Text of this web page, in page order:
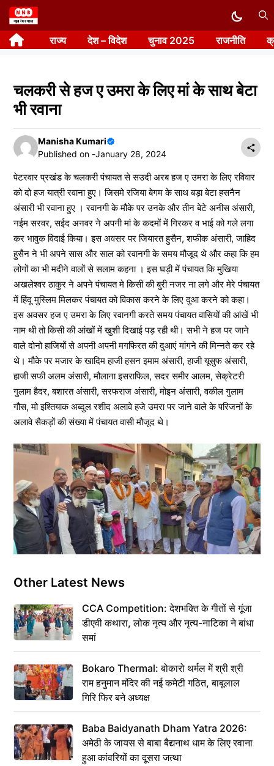
Skip
to
content राज्य देश – विदेश चुनाव 2025 राजनीति
चलकरी से हज ए उमरा के लिए मां के साथ बेटा
भी रवाना
Manisha Kumari
Published on -January 28, 2024
पेटरवार प्रखंड के चलकरी पंचायत से सउदी अरब हज ए उमरा के लिए रविवार
को दो हज यात्री रवाना हुए। जिसमे रजिया बेगम के साथ बड़ा बेटा हसनैन
अंसारी भी रवाना हुए । रवानगी के मौके पर उनके और तीन बेटे अनीस अंसारी,
नईम सरवर, सईद अनवर ने अपनी मां के कदमों में गिरकर व भाई को गले लगा
कर भावुक विदाई किया। इस अवसर पर जियारत हुसैन, शफीक अंसारी, जाहिद
हुसैन ने भी अपने सास और साल को रवानगी के समय मौजूद थे और कहा कि हम
लोगों का भी मदीने वालों से सलाम कहना । इस घड़ी में पंचायत कि मुखिया
अखलेश्वर ठाकुर ने अपने पंचायत मे किसी की बुरी नजर ना लगे और मेरे पंचायत
में हिंदू मुस्लिम मिलकर पंचायत को विकास करने के लिए दुआ करने को कहा।
इस अवसर हज ए उमरा के लिए रवानगी करते समय पंचायत वासियों की आंखें भी
नाम थी तो किसी की आंखों में खुशी दिखाई पड़ रही थी। सभी ने हज पर जाने
वाले दोनो हाजियों से अपनी अपनी मगफिरत की दुआएं मांगने की मिन्नते कर रहे
थे। मौके पर मजार के खादिम हाजी हसन इमाम अंसारी, हाजी यूसुफ अंसारी,
हाजी सफी अलम अंसारी, मौलाना इसराफिल, सदर समीर आलम, सेक्रेटरी
गुलाम हैदर, बशारत अंसारी, सरफराज अंसारी, मोइन अंसारी, वकील गुलाम
गौस, मो इश्तियाक अब्दुल रशीद अलावे हजे उमरा पर जाने वाले के परिजनों के
अलावे सैकड़ों की संख्या में पंचायत वासी मौजूद थे।
Other Latest News
CCA Competition: देशभक्ति के गीतों से गूंजा
डीएवी कथारा, लोक नृत्य और नृत्य-नाटिका ने बांधा
समां
Bokaro Thermal: बोकारो थर्मल में श्री श्री
राम हनुमान मंदिर की नई कमेटी गठित, बाबूलाल
गिरि फिर बने अध्यक्ष
Baba Baidyanath Dham Yatra 2026:
अमेठी के जायस से बाबा बैद्यनाथ धाम के लिए रवाना
हुआ कांवरियों का दूसरा जत्था